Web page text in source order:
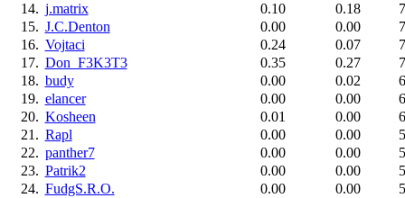
14. j.matrix 0.10 0.18
15. J.C.Denton 0.00 0.00
16. Vojtaci 0.24 0.07
17. Don_F3K3T3 0.35 0.27
18. budy 0.00 0.02
19. elancer 0.00 0.00
20. Kosheen 0.01 0.00
21. Rapl 0.00 0.00
22. panther7 0.00 0.00
23. Patrik2 0.00 0.00
24. FudgS.R.O. 0.00 0.00